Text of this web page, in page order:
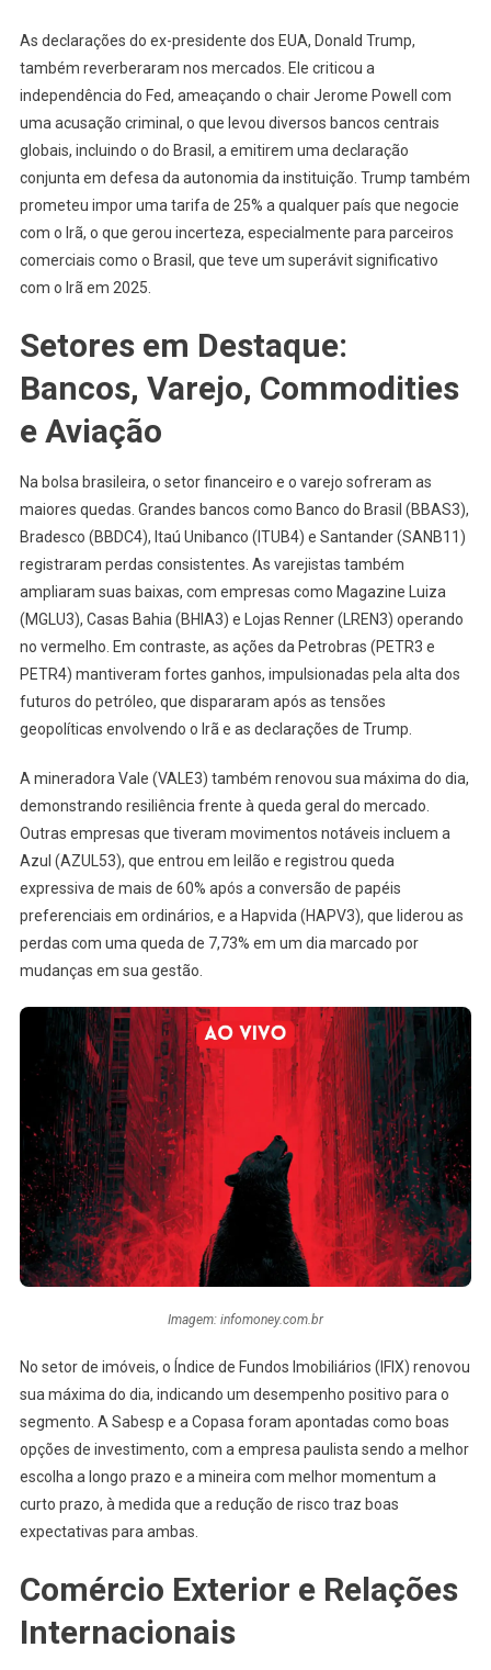
As declarações do ex-presidente dos EUA, Donald Trump,
também reverberaram nos mercados. Ele criticou a
independência do Fed, ameaçando o chair Jerome Powell com
uma acusação criminal, o que levou diversos bancos centrais
globais, incluindo o do Brasil, a emitirem uma declaração
conjunta em defesa da autonomia da instituição. Trump também
prometeu impor uma tarifa de 25% a qualquer país que negocie
com o Irã, o que gerou incerteza, especialmente para parceiros
comerciais como o Brasil, que teve um superávit significativo
com o Irã em 2025.
Setores em Destaque:
Bancos, Varejo, Commodities
e Aviação
Na bolsa brasileira, o setor financeiro e o varejo sofreram as
maiores quedas. Grandes bancos como Banco do Brasil (BBAS3),
Bradesco (BBDC4), Itaú Unibanco (ITUB4) e Santander (SANB11)
registraram perdas consistentes. As varejistas também
ampliaram suas baixas, com empresas como Magazine Luiza
(MGLU3), Casas Bahia (BHIA3) e Lojas Renner (LREN3) operando
no vermelho. Em contraste, as ações da Petrobras (PETR3 e
PETR4) mantiveram fortes ganhos, impulsionadas pela alta dos
futuros do petróleo, que dispararam após as tensões
geopolíticas envolvendo o Irã e as declarações de Trump.
A mineradora Vale (VALE3) também renovou sua máxima do dia,
demonstrando resiliência frente à queda geral do mercado.
Outras empresas que tiveram movimentos notáveis incluem a
Azul (AZUL53), que entrou em leilão e registrou queda
expressiva de mais de 60% após a conversão de papéis
preferenciais em ordinários, e a Hapvida (HAPV3), que liderou as
perdas com uma queda de 7,73% em um dia marcado por
mudanças em sua gestão.
Imagem: infomoney.com.br
No setor de imóveis, o Índice de Fundos Imobiliários (IFIX) renovou
sua máxima do dia, indicando um desempenho positivo para o
segmento. A Sabesp e a Copasa foram apontadas como boas
opções de investimento, com a empresa paulista sendo a melhor
escolha a longo prazo e a mineira com melhor momentum a
curto prazo, à medida que a redução de risco traz boas
expectativas para ambas.
Comércio Exterior e Relações
Internacionais